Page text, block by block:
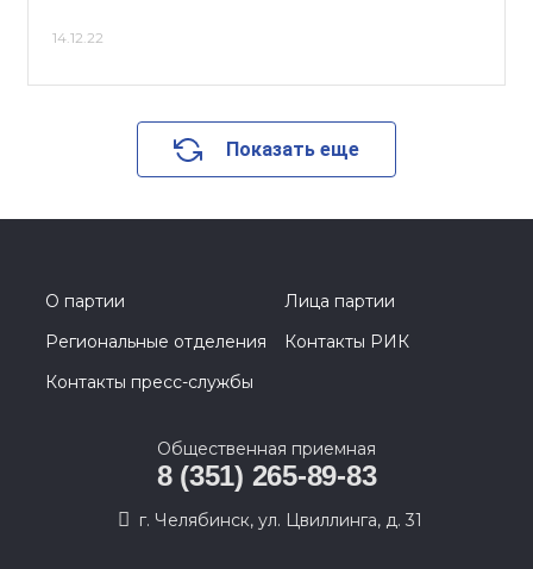
14.12.22
Показать еще
О партии
Лица партии
Региональные отделения
Контакты РИК
Контакты пресс-службы
Общественная приемная
8 (351) 265-89-83
г. Челябинск, ул. Цвиллинга, д. 31